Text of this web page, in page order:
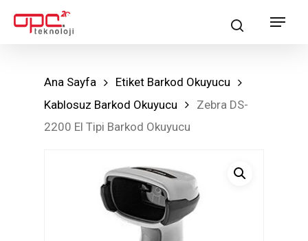
searchMenu
Ana Sayfa
Etiket Barkod Okuyucu
Kablosuz Barkod Okuyucu
Zebra DS-
2200 El Tipi Barkod Okuyucu